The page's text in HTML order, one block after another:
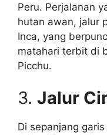
Peru. Perjalanan
hutan awan, jalur
Inca, yang
matahari terbit di
Picchu.
3. Jalur
Di sepanjang